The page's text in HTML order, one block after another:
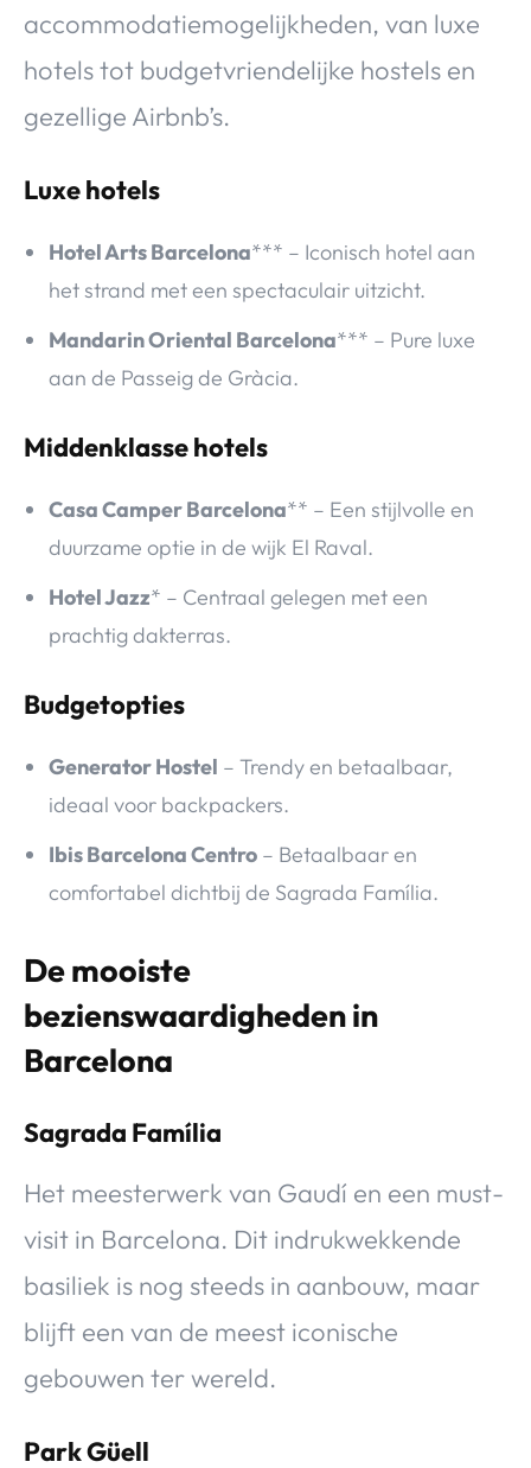
accommodatiemogelijkheden, van luxe
hotels tot budgetvriendelijke hostels en
gezellige Airbnb’s.
Luxe hotels
Hotel Arts Barcelona*** – Iconisch hotel aan
het strand met een spectaculair uitzicht.
Mandarin Oriental Barcelona*** – Pure luxe
aan de Passeig de Gràcia.
Middenklasse hotels
Casa Camper Barcelona** – Een stijlvolle en
duurzame optie in de wijk El Raval.
Hotel Jazz* – Centraal gelegen met een
prachtig dakterras.
Budgetopties
Generator Hostel – Trendy en betaalbaar,
ideaal voor backpackers.
Ibis Barcelona Centro – Betaalbaar en
comfortabel dichtbij de Sagrada Família.
De mooiste
bezienswaardigheden in
Barcelona
Sagrada Família
Het meesterwerk van Gaudí en een must-
visit in Barcelona. Dit indrukwekkende
basiliek is nog steeds in aanbouw, maar
blijft een van de meest iconische
gebouwen ter wereld.
Park Güell